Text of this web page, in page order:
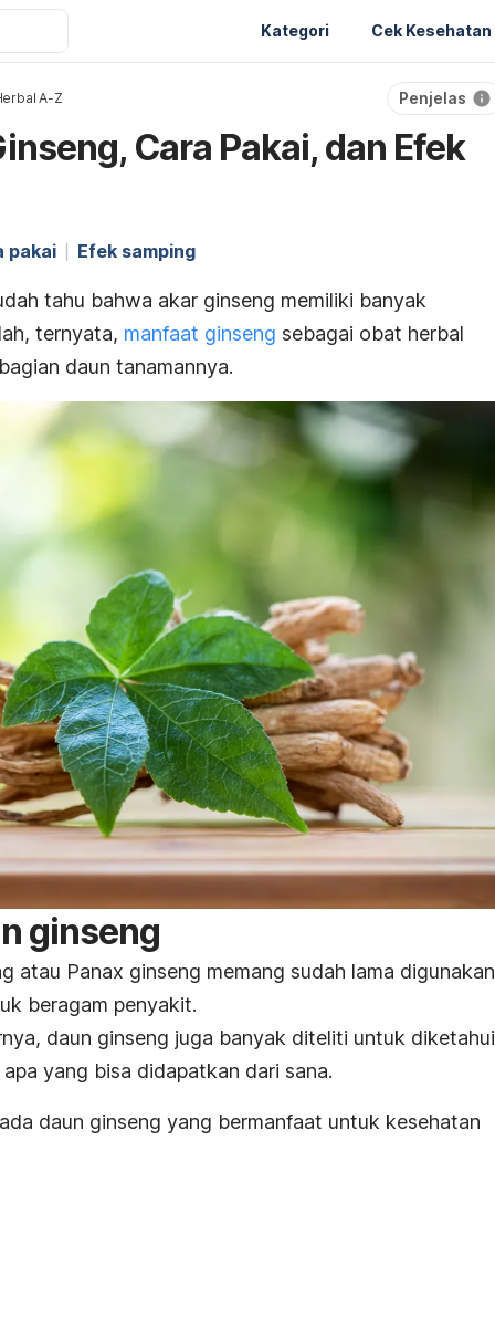
Kategori Cek Kesehatan
A-Z Penjelas
Cara Pakai, dan Efek
pakai Efek samping
tahu bahwa akar ginseng memiliki banyak
ternyata, manfaat ginseng sebagai obat herbal
daun tanamannya.
ginseng
atau Panax ginseng memang sudah lama digunakan
beragam penyakit.
daun ginseng juga banyak diteliti untuk diketahui
yang bisa didapatkan dari sana.
daun ginseng yang bermanfaat untuk kesehatan